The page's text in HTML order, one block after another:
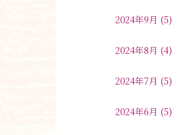
2024年9月 (5)
2024年8月 (4)
2024年7月 (5)
2024年6月 (5)